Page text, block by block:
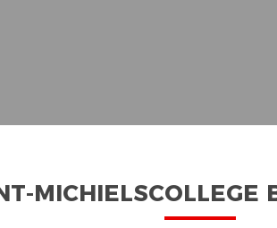
MICHIELSCOLLEGE